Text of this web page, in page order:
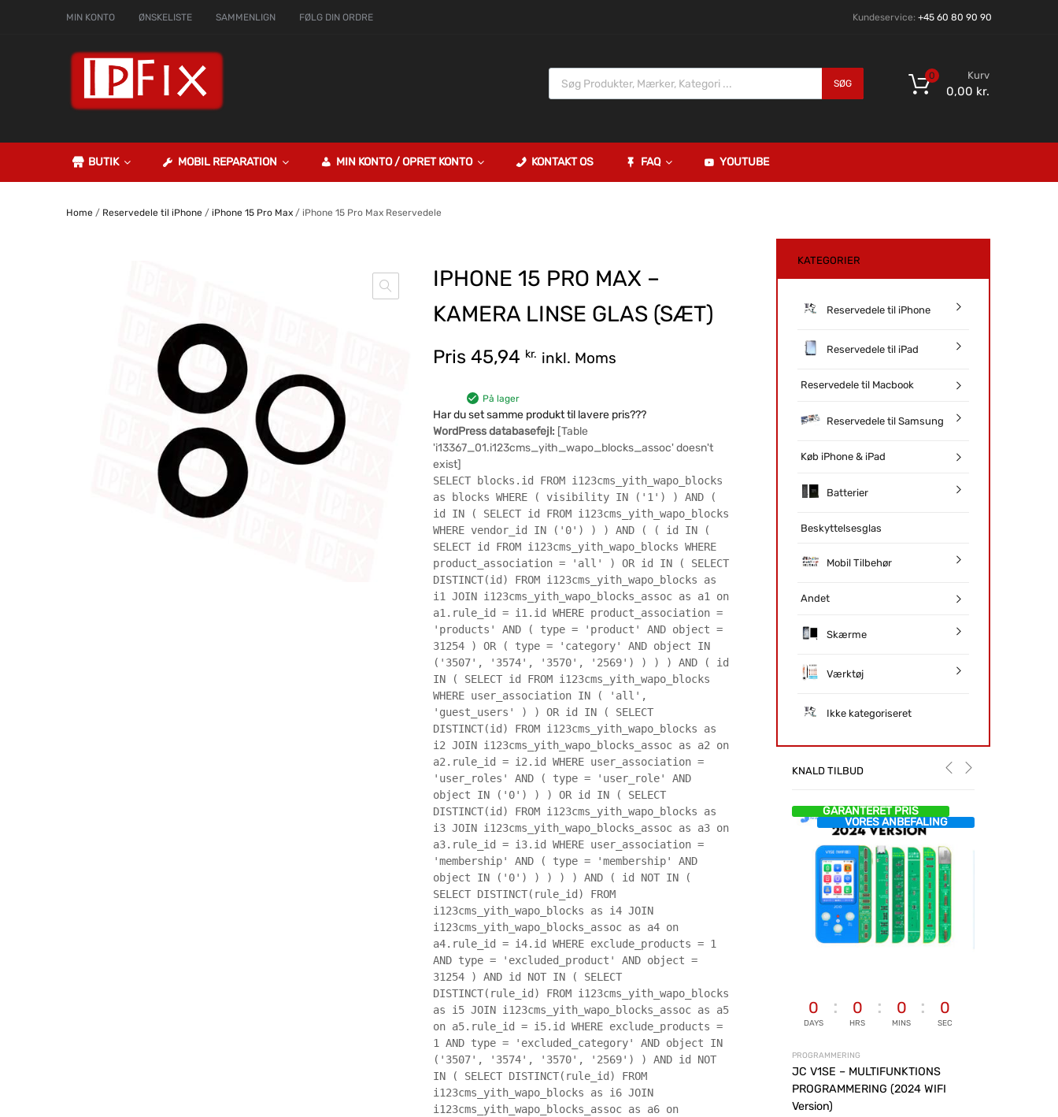
MIN KONTO ØNSKELISTE SAMMENLIGN FØLG DIN ORDRE Kundeservice: +45 60 80 90 90
SØG
Kurv
0,00 kr.
0
BUTIK MOBIL REPARATION MIN KONTO / OPRET KONTO KONTAKT OS FAQ YOUTUBE
Home/ Reservedele til iPhone/ iPhone 15 Pro Max/ iPhone 15 Pro Max Reservedele
IPHONE 15 PRO MAX –
KAMERA LINSE GLAS (SÆT)
Pris 45,94 kr. inkl. Moms
På lager
Har du set samme produkt til lavere pris???
WordPress databasefejl: [Table
'i13367_01.i123cms_yith_wapo_blocks_assoc' doesn't
exist]
SELECT blocks.id FROM i123cms_yith_wapo_blocks
as blocks WHERE ( visibility IN ('1') ) AND (
id IN ( SELECT id FROM i123cms_yith_wapo_blocks
WHERE vendor_id IN ('0') ) ) AND ( ( id IN (
SELECT id FROM i123cms_yith_wapo_blocks WHERE
product_association = 'all' ) OR id IN ( SELECT
DISTINCT(id) FROM i123cms_yith_wapo_blocks as
i1 JOIN i123cms_yith_wapo_blocks_assoc as a1 on
a1.rule_id = i1.id WHERE product_association =
'products' AND ( type = 'product' AND object =
31254 ) OR ( type = 'category' AND object IN
('3507', '3574', '3570', '2569') ) ) ) AND ( id
IN ( SELECT id FROM i123cms_yith_wapo_blocks
WHERE user_association IN ( 'all',
'guest_users' ) ) OR id IN ( SELECT
DISTINCT(id) FROM i123cms_yith_wapo_blocks as
i2 JOIN i123cms_yith_wapo_blocks_assoc as a2 on
a2.rule_id = i2.id WHERE user_association =
'user_roles' AND ( type = 'user_role' AND
object IN ('0') ) ) OR id IN ( SELECT
DISTINCT(id) FROM i123cms_yith_wapo_blocks as
i3 JOIN i123cms_yith_wapo_blocks_assoc as a3 on
a3.rule_id = i3.id WHERE user_association =
'membership' AND ( type = 'membership' AND
object IN ('0') ) ) ) ) AND ( id NOT IN (
SELECT DISTINCT(rule_id) FROM
i123cms_yith_wapo_blocks as i4 JOIN
i123cms_yith_wapo_blocks_assoc as a4 on
a4.rule_id = i4.id WHERE exclude_products = 1
AND type = 'excluded_product' AND object =
31254 ) AND id NOT IN ( SELECT
DISTINCT(rule_id) FROM i123cms_yith_wapo_blocks
as i5 JOIN i123cms_yith_wapo_blocks_assoc as a5
on a5.rule_id = i5.id WHERE exclude_products =
1 AND type = 'excluded_category' AND object IN
('3507', '3574', '3570', '2569') ) AND id NOT
IN ( SELECT DISTINCT(rule_id) FROM
i123cms_yith_wapo_blocks as i6 JOIN
i123cms_yith_wapo_blocks_assoc as a6 on
KATEGORIER
Reservedele til iPhone
Reservedele til iPad
Reservedele til Macbook
Reservedele til Samsung
Køb iPhone & iPad
Batterier
Beskyttelsesglas
Mobil Tilbehør
Andet
Skærme
Værktøj
Ikke kategoriseret
KNALD TILBUD
GARANTERET PRIS
VORES ANBEFALING
0
DAYS
0
HRS
0
MINS
0
SEC
PROGRAMMERING
JC V1SE – MULTIFUNKTIONS
PROGRAMMERING (2024 WIFI
Version)